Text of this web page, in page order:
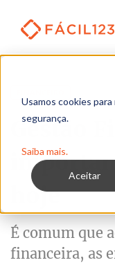
Usamos cookies
segurança.
Saiba mais.
Aceitar
Gestão
hoje
É comum que
financeira, as